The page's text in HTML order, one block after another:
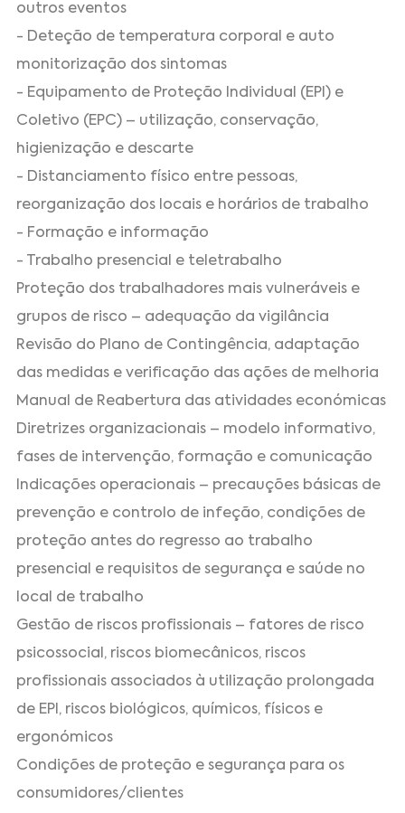
outros eventos
- Deteção de temperatura corporal e auto
monitorização dos sintomas
- Equipamento de Proteção Individual (EPI) e
Coletivo (EPC) – utilização, conservação,
higienização e descarte
- Distanciamento físico entre pessoas,
reorganização dos locais e horários de trabalho
- Formação e informação
- Trabalho presencial e teletrabalho
Proteção dos trabalhadores mais vulneráveis e
grupos de risco – adequação da vigilância
Revisão do Plano de Contingência, adaptação
das medidas e verificação das ações de melhoria
Manual de Reabertura das atividades económicas
Diretrizes organizacionais – modelo informativo,
fases de intervenção, formação e comunicação
Indicações operacionais – precauções básicas de
prevenção e controlo de infeção, condições de
proteção antes do regresso ao trabalho
presencial e requisitos de segurança e saúde no
local de trabalho
Gestão de riscos profissionais – fatores de risco
psicossocial, riscos biomecânicos, riscos
profissionais associados à utilização prolongada
de EPI, riscos biológicos, químicos, físicos e
ergonómicos
Condições de proteção e segurança para os
consumidores/clientes